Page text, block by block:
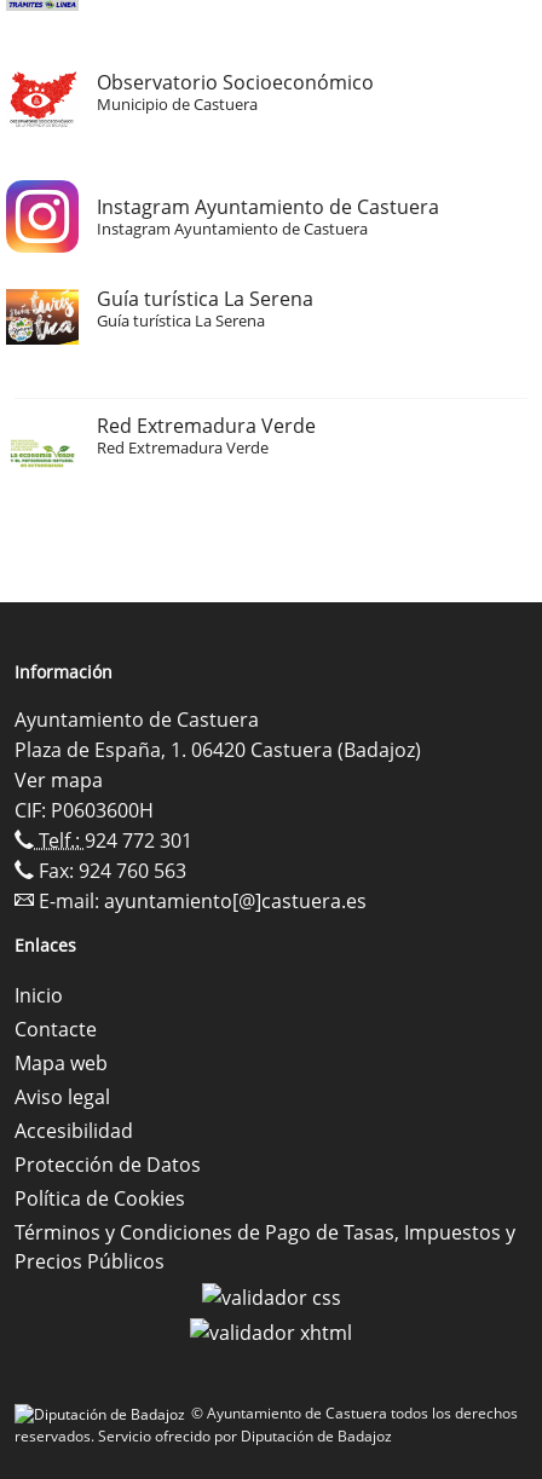
Observatorio Socioeconómico
Municipio de Castuera
Instagram Ayuntamiento de Castuera
Instagram Ayuntamiento de Castuera
Guía turística La Serena
Guía turística La Serena
Red Extremadura Verde
Red Extremadura Verde
Información
Ayuntamiento de Castuera
Plaza de España, 1. 06420 Castuera (Badajoz)
Ver mapa
CIF: P0603600H
Telf.: 924 772 301
Fax: 924 760 563
E-mail: ayuntamiento[@]castuera.es
Enlaces
Inicio
Contacte
Mapa web
Aviso legal
Accesibilidad
Protección de Datos
Política de Cookies
Términos y Condiciones de Pago de Tasas, Impuestos y
Precios Públicos
© Ayuntamiento de Castuera todos los derechos
reservados.Servicio ofrecido por Diputación de Badajoz